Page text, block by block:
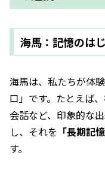
海馬：記憶のは
海馬は、私たちが体
口」です。たとえば
会話など、印象的な
し、それを 「長期記
す。